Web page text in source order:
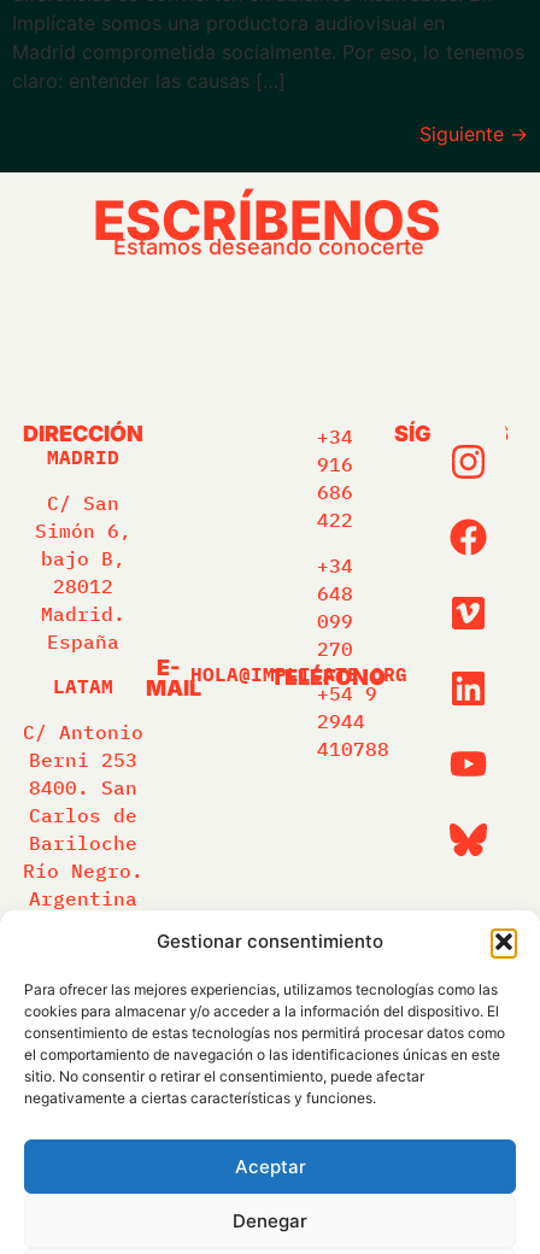
Gestionar consentimiento
Para ofrecer las mejores experiencias, utilizamos tecnologías como las
cookies para almacenar y/o acceder a la información del dispositivo. El
consentimiento de estas tecnologías nos permitirá procesar datos como
el comportamiento de navegación o las identificaciones únicas en este
sitio. No consentir o retirar el consentimiento, puede afectar
negativamente a ciertas características y funciones.
Aceptar
Denegar
Implícate somos una productora audiovisual en
Madrid comprometida socialmente. Por eso, lo tenemos
claro: entender las causas […]
Siguiente →
ESCRÍBENOS
Estamos deseando conocerte
DIRECCIÓN
MADRID
C/ San
Simón 6,
bajo B,
28012
Madrid.
España
LATAM
C/ Antonio
Berni 253
8400. San
Carlos de
Bariloche
Río Negro.
Argentina
E-
MAIL
HOLA@IMPLICATE.ORG
TELÉFONO
+34
916
686
422
+34
648
099
270
+54 9
2944
410788
SÍGUENOS
SOMOS PARTE DE: